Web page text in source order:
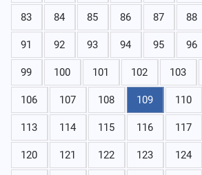
83 84 85 86 87 88
91 92 93 94 95 96
99 100 101 102 103
106 107 108 109 110
113 114 115 116 117
120 121 122 123 124